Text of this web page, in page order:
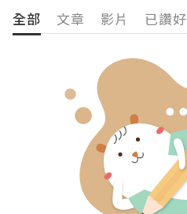
全部 文章 影片 已讚好